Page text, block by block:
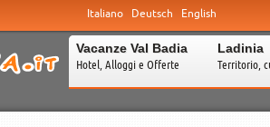
Italiano Deutsch English
Vacanze Val Badia
Hotel, Alloggi e Offerte
Ladinia
Territorio,